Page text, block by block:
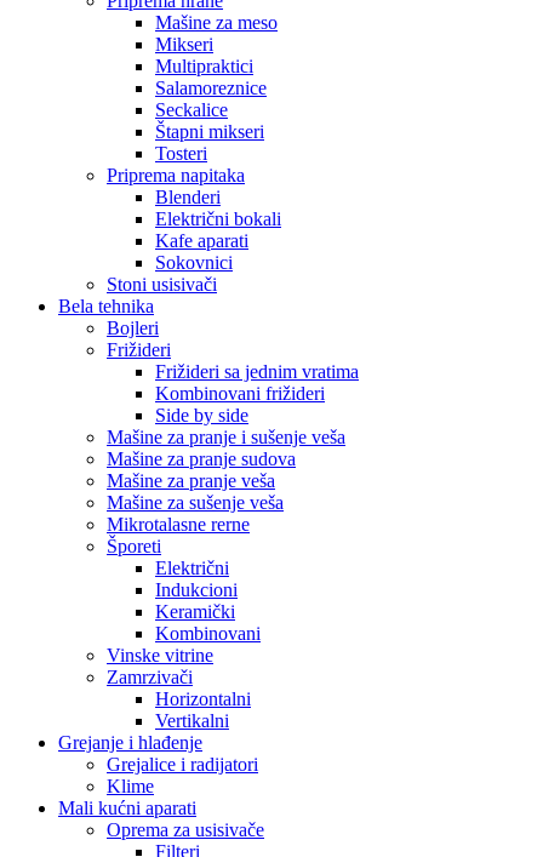
Mašine za meso
Mikseri
Multipraktici
Salamoreznice
Seckalice
Štapni mikseri
Tosteri
Priprema napitaka
Blenderi
Električni bokali
Kafe aparati
Sokovnici
Stoni usisivači
Bela tehnika
Bojleri
Frižideri
Frižideri sa jednim vratima
Kombinovani frižideri
Side by side
Mašine za pranje i sušenje veša
Mašine za pranje sudova
Mašine za pranje veša
Mašine za sušenje veša
Mikrotalasne rerne
Šporeti
Električni
Indukcioni
Keramički
Kombinovani
Vinske vitrine
Zamrzivači
Horizontalni
Vertikalni
Grejanje i hlađenje
Grejalice i radijatori
Klime
Mali kućni aparati
Oprema za usisivače
Filteri